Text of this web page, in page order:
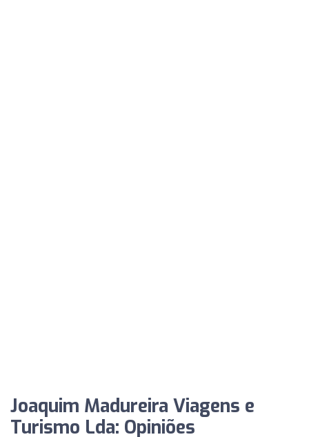
Joaquim Madureira Viagens e
Turismo Lda: Opiniões